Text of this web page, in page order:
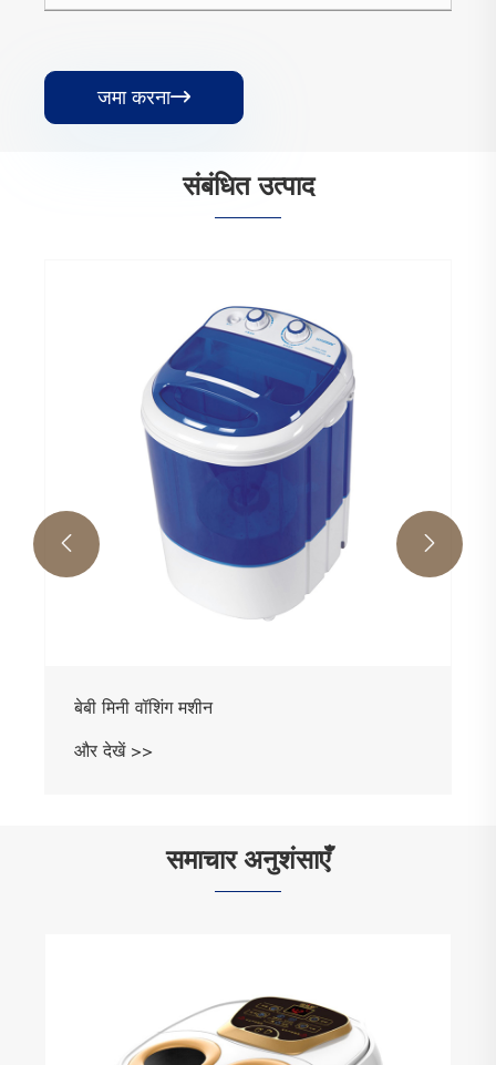
जमा करना
संबंधित उत्पाद
बेबी मिनी वॉशिंग मशीन
और देखें >>
 
समाचार अनुशंसाएँ